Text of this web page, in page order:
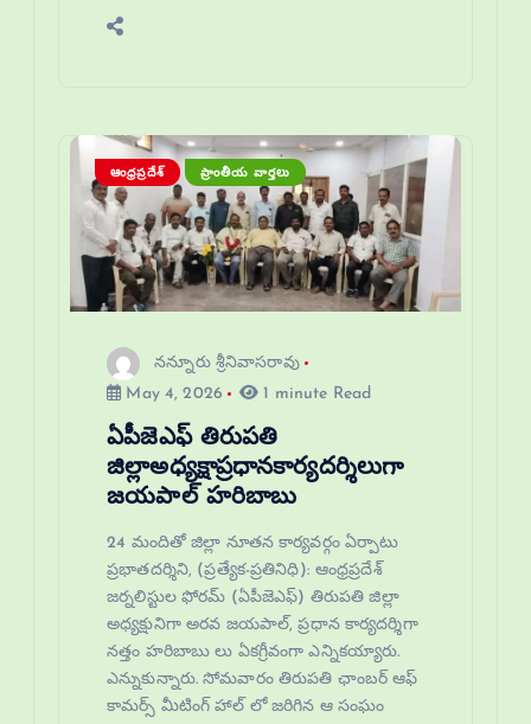
ఆంధ్రప్రదేశ్ ప్రాంతీయ వార్తలు
నన్నూరు శ్రీనివాసరావు
May 4, 2026
1 minute Read
ఏపీజెఎఫ్ తిరుపతి
జిల్లాఅధ్యక్షాప్రధానకార్యదర్శిలుగా
జయపాల్ హరిబాబు
24 మందితో జిల్లా నూతన కార్యవర్గం ఏర్పాటు
ప్రభాతదర్శిని, (ప్రత్యేక-ప్రతినిధి): ఆంధ్రప్రదేశ్
జర్నలిస్టుల ఫోరమ్ (ఏపీజెఎఫ్) తిరుపతి జిల్లా
అధ్యక్షునిగా అరవ జయపాల్, ప్రధాన కార్యదర్శిగా
నత్తం హరిబాబు లు ఏకగ్రీవంగా ఎన్నికయ్యారు.
ఎన్నుకున్నారు. సోమవారం తిరుపతి ఛాంబర్ ఆఫ్
కామర్స్ మీటింగ్ హాల్ లో జరిగిన ఆ సంఘం